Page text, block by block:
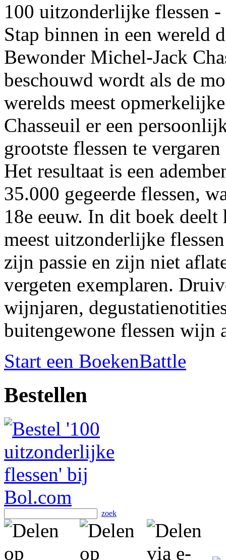
100 uitzonderlijke flessen
Stap binnen in een wereld
Bewonder Michel-Jack
beschouwd wordt als de
werelds meest
Chasseuil er een
grootste flessen te
Het resultaat is een
35.000 gegeerde flessen,
18e eeuw. In dit boek
meest uitzonderlijke
zijn passie en zijn niet
vergeten exemplaren.
wijnjaren,
buitengewone flessen wijn
Start een BoekenBattle
Bestellen
zoek